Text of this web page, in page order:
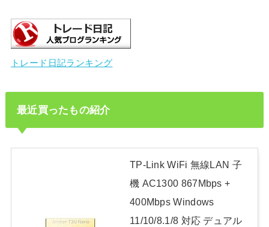
トレード日記ランキング
最近買ったもの紹介
TP-Link WiFi 無線LAN 子
機 AC1300 867Mbps +
400Mbps Windows
11/10/8.1/8 対応 デュアル